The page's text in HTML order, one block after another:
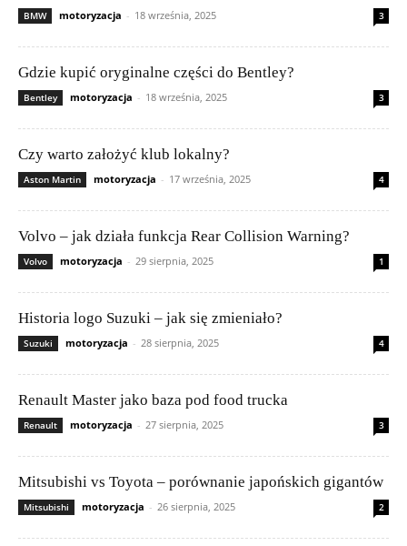
BMW motoryzacja - 18 września, 2025 3
Gdzie kupić oryginalne części do Bentley?
Bentley motoryzacja - 18 września, 2025 3
Czy warto założyć klub lokalny?
Aston Martin motoryzacja - 17 września, 2025 4
Volvo – jak działa funkcja Rear Collision Warning?
Volvo motoryzacja - 29 sierpnia, 2025 1
Historia logo Suzuki – jak się zmieniało?
Suzuki motoryzacja - 28 sierpnia, 2025 4
Renault Master jako baza pod food trucka
Renault motoryzacja - 27 sierpnia, 2025 3
Mitsubishi vs Toyota – porównanie japońskich gigantów
Mitsubishi motoryzacja - 26 sierpnia, 2025 2